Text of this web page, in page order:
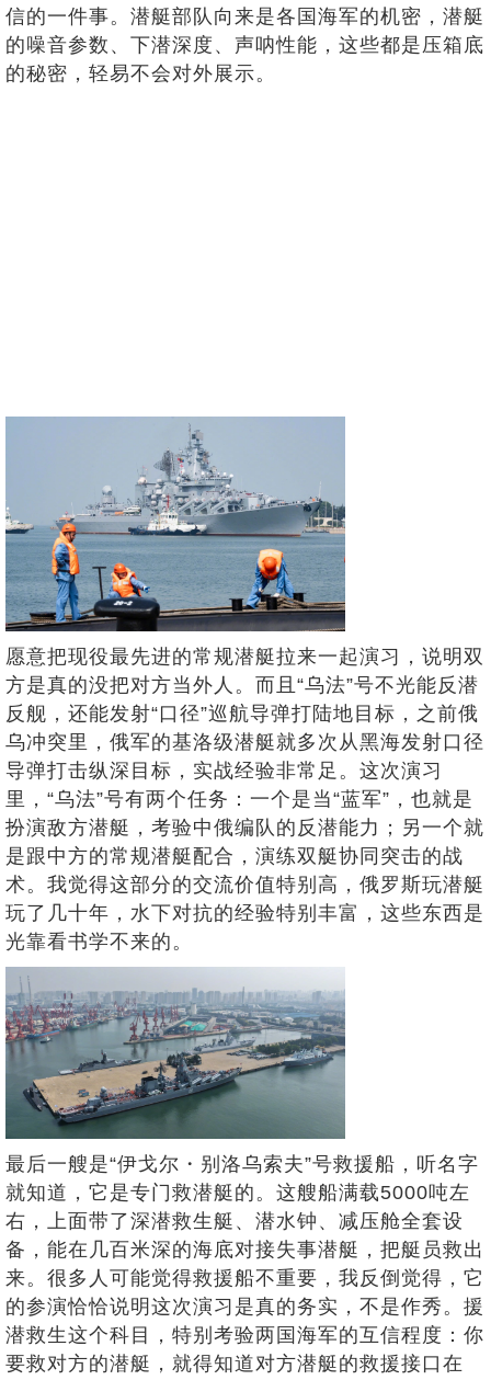
信的一件事。潜艇部队向来是各国海军的机密，潜艇
的噪音参数、下潜深度、声呐性能，这些都是压箱底
的秘密，轻易不会对外展示。
愿意把现役最先进的常规潜艇拉来一起演习，说明双
方是真的没把对方当外人。而且“乌法”号不光能反潜
反舰，还能发射“口径”巡航导弹打陆地目标，之前俄
乌冲突里，俄军的基洛级潜艇就多次从黑海发射口径
导弹打击纵深目标，实战经验非常足。这次演习
里，“乌法”号有两个任务：一个是当“蓝军”，也就是
扮演敌方潜艇，考验中俄编队的反潜能力；另一个就
是跟中方的常规潜艇配合，演练双艇协同突击的战
术。我觉得这部分的交流价值特别高，俄罗斯玩潜艇
玩了几十年，水下对抗的经验特别丰富，这些东西是
光靠看书学不来的。
最后一艘是“伊戈尔・别洛乌索夫”号救援船，听名字
就知道，它是专门救潜艇的。这艘船满载5000吨左
右，上面带了深潜救生艇、潜水钟、减压舱全套设
备，能在几百米深的海底对接失事潜艇，把艇员救出
来。很多人可能觉得救援船不重要，我反倒觉得，它
的参演恰恰说明这次演习是真的务实，不是作秀。援
潜救生这个科目，特别考验两国海军的互信程度：你
要救对方的潜艇，就得知道对方潜艇的救援接口在